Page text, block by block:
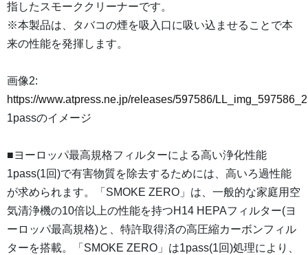
指したスモーククリーナーです。
※本製品は、タバコの煙を吸入口に吸い込ませることで本
来の性能を発揮します。
画像2:
https://www.atpress.ne.jp/releases/597586/
1passのイメージ
■ヨーロッパ最高規格フィルターによる高い浄化性能
1pass(1回)で有害物質を除去するためには、高いろ過性能
が求められます。「SMOKE ZERO」は、一般的な家庭用空
気清浄機の10倍以上の性能を持つH14 HEPAフィルター(ヨ
ーロッパ最高規格)と、特許取得済の高圧縮カーボンフィル
ターを搭載。「SMOKE ZERO」は1pass(1回)処理により、